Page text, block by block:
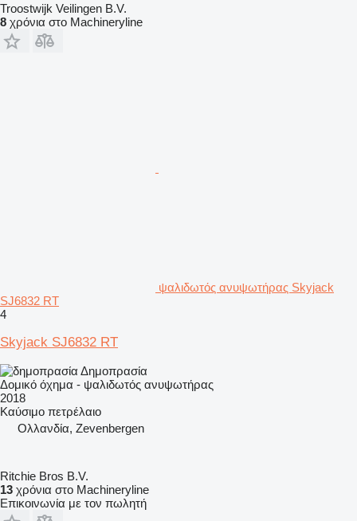
Troostwijk Veilingen B.V.
8 χρόνια στο Machineryline
ψαλιδωτός ανυψωτήρας Skyjack
SJ6832 RT
4
Skyjack SJ6832 RT
Δημοπρασία
Δομικό όχημα - ψαλιδωτός ανυψωτήρας
2018
Καύσιμο πετρέλαιο
Ολλανδία, Zevenbergen
Ritchie Bros B.V.
13 χρόνια στο Machineryline
Επικοινωνία με τον πωλητή